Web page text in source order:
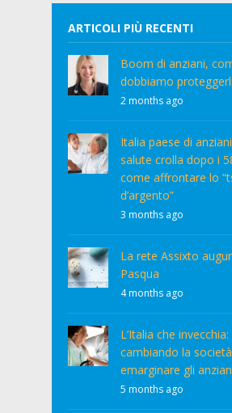
ARTICOLI PIÙ RECENTI
Boom di anziani,
dobbiamo proteggerli
2 months ago
Italia paese di
salute crolla dopo i
come affrontare lo
d’argento”
3 months ago
La rete Assixto
Pasqua
4 months ago
L’Italia che
cambiando la
emarginare gli
5 months ago